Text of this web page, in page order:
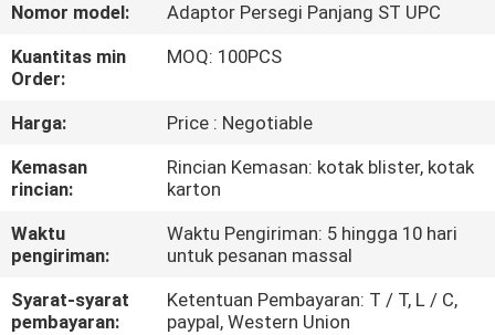
TUR
PABRIK
KONTROL
KUALITAS
HUBUNGI
KAMI
Nomor model:
Adaptor Persegi Panjang ST UPC
Kuantitas min
Order:
MOQ: 100PCS
Harga:
Price : Negotiable
Kemasan
rincian:
Rincian Kemasan: kotak blister, kotak
karton
Waktu
pengiriman:
Waktu Pengiriman: 5 hingga 10 hari
untuk pesanan massal
Syarat-syarat
pembayaran:
Ketentuan Pembayaran: T / T, L / C,
paypal, Western Union